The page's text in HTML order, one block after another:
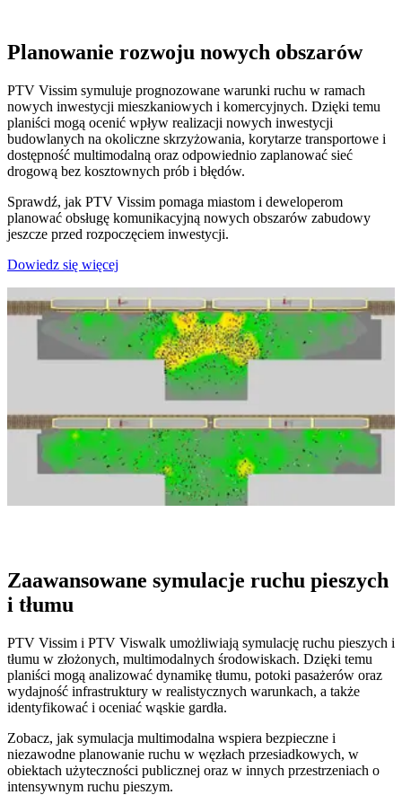
Planowanie rozwoju nowych obszarów
PTV Vissim symuluje prognozowane warunki ruchu w ramach
nowych inwestycji mieszkaniowych i komercyjnych. Dzięki temu
planiści mogą ocenić wpływ realizacji nowych inwestycji
budowlanych na okoliczne skrzyżowania, korytarze transportowe i
dostępność multimodalną oraz odpowiednio zaplanować sieć
drogową bez kosztownych prób i błędów.
Sprawdź, jak PTV Vissim pomaga miastom i deweloperom
planować obsługę komunikacyjną nowych obszarów zabudowy
jeszcze przed rozpoczęciem inwestycji.
Dowiedz się więcej
Zaawansowane symulacje ruchu pieszych
i tłumu
PTV Vissim i PTV Viswalk umożliwiają symulację ruchu pieszych i
tłumu w złożonych, multimodalnych środowiskach. Dzięki temu
planiści mogą analizować dynamikę tłumu, potoki pasażerów oraz
wydajność infrastruktury w realistycznych warunkach, a także
identyfikować i oceniać wąskie gardła.
Zobacz, jak symulacja multimodalna wspiera bezpieczne i
niezawodne planowanie ruchu w węzłach przesiadkowych, w
obiektach użyteczności publicznej oraz w innych przestrzeniach o
intensywnym ruchu pieszym.